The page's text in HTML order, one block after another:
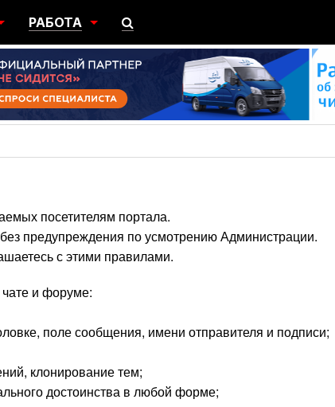
РАБОТА
ПОИСК РАБОТЫ
РАЗМЕСТИТЬ ВАКАНСИЮ
посетителям портала.
предупреждения по усмотрению Администрации.
с этими правилами.
и форуме:
поле сообщения, имени отправителя и подписи;
клонирование тем;
достоинства в любой форме;